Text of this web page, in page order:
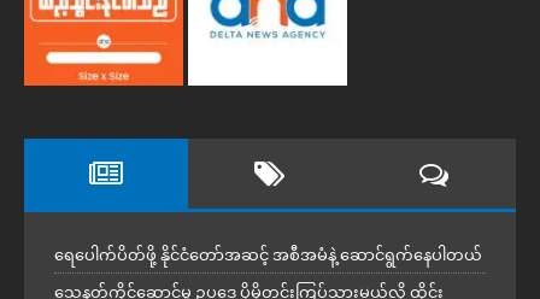
ရေပေါက်ပိတ်ဖို့ နိုင်ငံတော်အဆင့် အစီအမံနဲ့ ဆောင်ရွက်နေပါတယ်
သေနတ်ကိုင်ဆောင်မှု ဥပဒေ ပိုမိုတင်းကြပ်သွားမယ်လို့ ထိုင်း